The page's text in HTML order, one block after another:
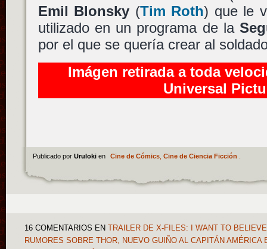
Emil Blonsky (Tim Roth) que le
utilizado en un programa de la
por el que se quería crear al
Imágen retirada a toda
Universal
Publicado por Uruloki en Cine de Cómics, Cine de Ciencia Ficción
16 COMENTARIOS EN TRAILER DE X-FILES: I WANT TO
RUMORES SOBRE THOR, NUEVO GUIÑO AL CAPITÁN